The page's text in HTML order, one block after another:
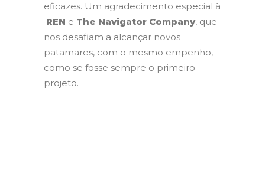
eficazes. Um agradecimento especial à
REN e The Navigator Company, que
nos desafiam a alcançar novos
patamares, com o mesmo empenho,
como se fosse sempre o primeiro
projeto.